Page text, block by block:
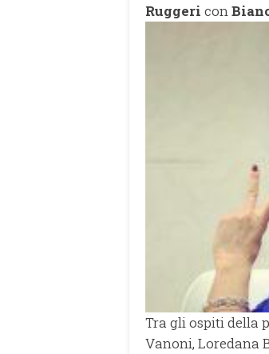
Ruggeri con
Tra gli ospiti della
Vanoni, Loredana